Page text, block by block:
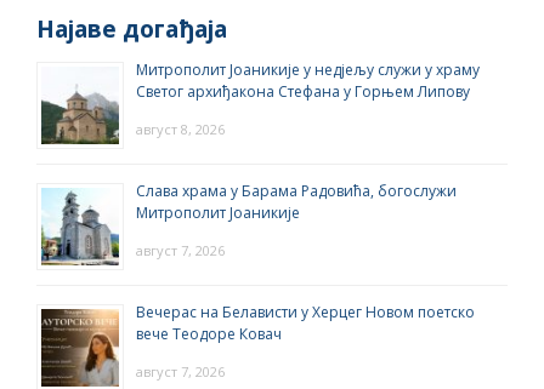
Најаве догађаја
Митрополит Јоаникије у недјељу служи у храму
Светог архиђакона Стефана у Горњем Липову
август 8, 2026
Слава храма у Барама Радовића, богослужи
Митрополит Јоаникије
август 7, 2026
Вечерас на Белависти у Херцег Новом поетско
вече Теодоре Ковач
август 7, 2026